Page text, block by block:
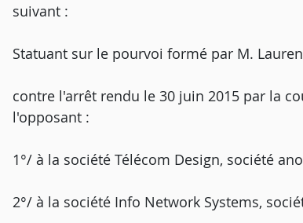
suivant :
Statuant sur le pourvoi formé par
contre l'arrêt rendu le 30 juin 2015 par la
l'opposant :
1°/ à la société Télécom Design,
2°/ à la société Info Network